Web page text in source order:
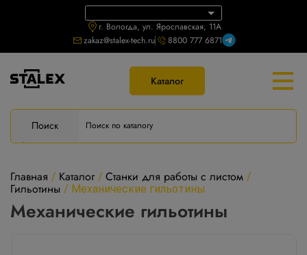
г. Вологда, ул. Ярославская, 11А
zakaz@stalex-tech.ru
8800 777 6871
Каталог
Поиск
Главная / Каталог / Станки для работы с листом /
Гильотины / Механические гильотины
Механические гильотины